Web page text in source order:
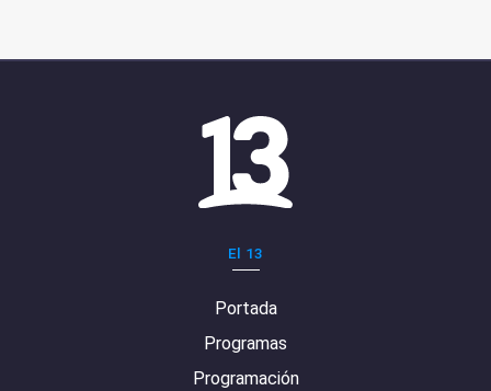
El 13
Portada
Programas
Programación